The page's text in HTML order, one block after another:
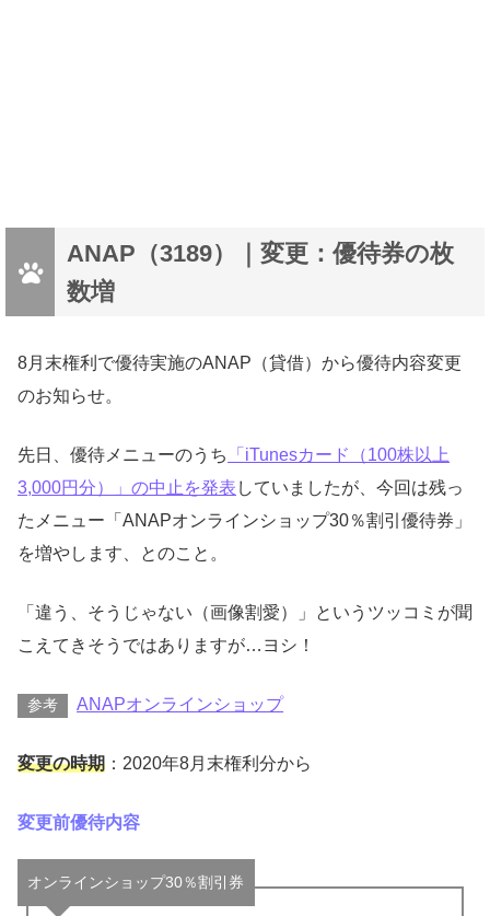
ANAP（3189）｜変更：優待券の枚
数増
8月末権利で優待実施のANAP（貸借）から優待内容変更
のお知らせ。
先日、優待メニューのうち
「iTunesカード（100株以上
3,000円分）」の中止を発表 していましたが、今回は残っ
たメニュー「ANAPオンラインショップ30％割引優待券」
を増やします、とのこと。
「違う、そうじゃない（画像割愛）」というツッコミが聞
こえてきそうではありますが…ヨシ！
参考 ANAPオンラインショップ
変更の時期 ：2020年8月末権利分から
変更前優待内容
オンラインショップ30％割引券